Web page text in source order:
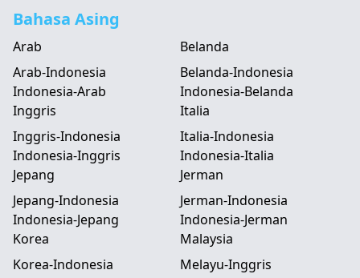
Bahasa Asing
Arab
Arab-Indonesia
Indonesia-Arab
Belanda
Belanda-Indonesia
Indonesia-Belanda
Inggris
Inggris-Indonesia
Indonesia-Inggris
Italia
Italia-Indonesia
Indonesia-Italia
Jepang
Jepang-Indonesia
Indonesia-Jepang
Jerman
Jerman-Indonesia
Indonesia-Jerman
Korea
Korea-Indonesia
Malaysia
Melayu-Inggris